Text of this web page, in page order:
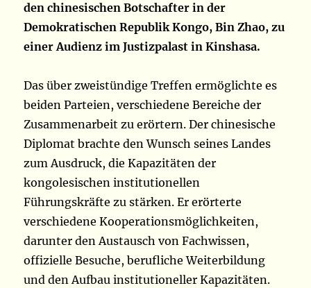
den chinesischen Botschafter in der
Demokratischen Republik Kongo, Bin Zhao, zu
einer Audienz im Justizpalast in Kinshasa.
Das über zweistündige Treffen ermöglichte es
beiden Parteien, verschiedene Bereiche der
Zusammenarbeit zu erörtern. Der chinesische
Diplomat brachte den Wunsch seines Landes
zum Ausdruck, die Kapazitäten der
kongolesischen institutionellen
Führungskräfte zu stärken. Er erörterte
verschiedene Kooperationsmöglichkeiten,
darunter den Austausch von Fachwissen,
offizielle Besuche, berufliche Weiterbildung
und den Aufbau institutioneller Kapazitäten.